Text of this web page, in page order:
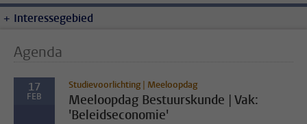
Interessegebied
Agenda
17
FEB
Studievoorlichting | Meeloopdag
Meeloopdag Bestuurskunde | Vak:
'Beleidseconomie'